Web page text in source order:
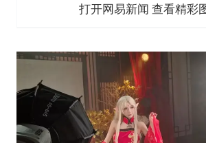
打开网易新闻 查看精彩